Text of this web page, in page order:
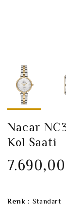
Nacar
Kol Saati
Renk : Standart